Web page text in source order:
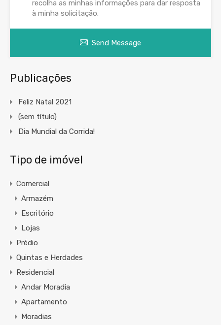
recolha as minhas informações para dar resposta
à minha solicitação.
Send Message
Publicações
Feliz Natal 2021
(sem título)
Dia Mundial da Corrida!
Tipo de imóvel
Comercial
Armazém
Escritório
Lojas
Prédio
Quintas e Herdades
Residencial
Andar Moradia
Apartamento
Moradias